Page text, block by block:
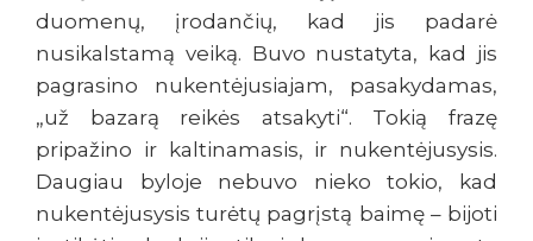
duomenų, įrodančių, kad jis padarė
nusikalstamą veiką. Buvo nustatyta, kad jis
pagrasino nukentėjusiajam, pasakydamas,
„už bazarą reikės atsakyti“. Tokią frazę
pripažino ir kaltinamasis, ir nukentėjusysis.
Daugiau byloje nebuvo nieko tokio, kad
nukentėjusysis turėtų pagrįstą baimę – bijoti